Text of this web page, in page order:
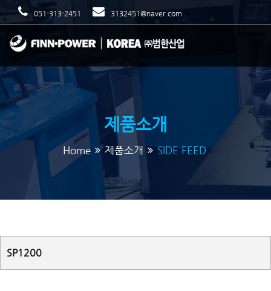
051-313-2451 3132451@naver.com
제품소개
Home 제품소개 SIDE FEED
SP1200